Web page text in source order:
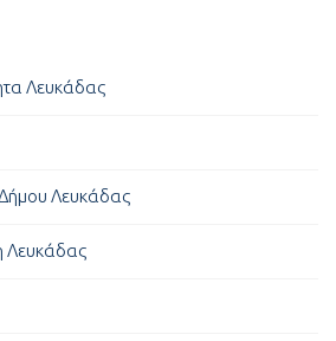
Λευκάδας
Λευκάδας
Λευκάδας